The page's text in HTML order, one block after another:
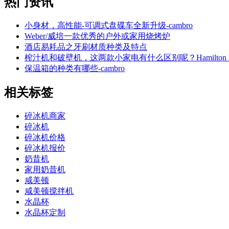
小身材，高性能-可调式盘碟车全新升级-cambro
Weber/威培一款优秀的户外或家用烧烤炉
酒店易耗品之牙刷材质种类及特点
榨汁机和破壁机，这两款小家电有什么区别呢？Hamilton
保温箱的种类有哪些-cambro
相关标签
碎冰机商家
碎冰机
碎冰机价格
碎冰机报价
奶昔机
家用奶昔机
咸美顿
咸美顿搅拌机
水晶杯
水晶杯定制